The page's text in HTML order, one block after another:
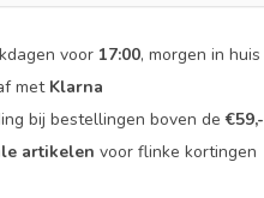
voor 17:00, morgen in huis
met Klarna
bij bestellingen boven de€59,-
artikelen voor flinke kortingen